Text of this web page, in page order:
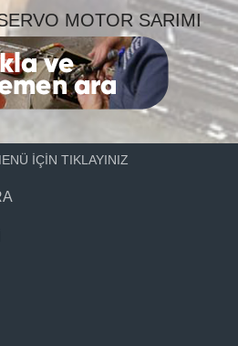
MOTOR SARIMI
İÇİN TIKLAYINIZ